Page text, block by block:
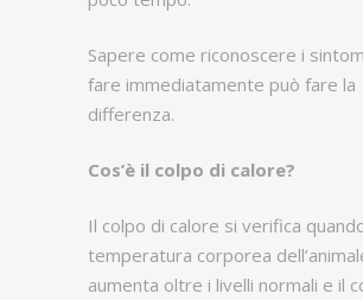
Sapere come riconoscere i
fare immediatamente può fare la
differenza.
Cos’è il colpo di calore?
Il colpo di calore si verifica
temperatura corporea
aumenta oltre i livelli normali e il